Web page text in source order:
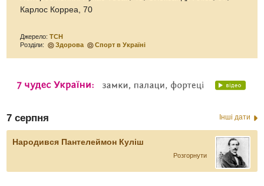
Карлос Корреа, 70
Джерело:ТСН
Розділи:
Здорова Спорт в Україні
7 серпня Інші дати
Народився Пантелеймон Куліш
Розгорнути